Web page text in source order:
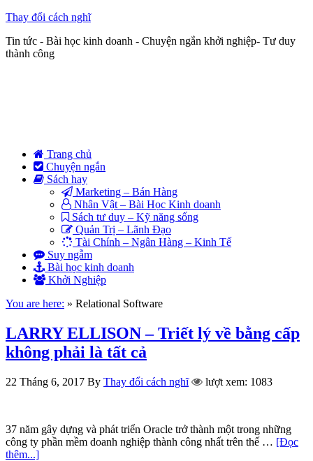
Thay đổi cách nghĩ
Tin tức - Bài học kinh doanh - Chuyện ngắn khởi nghiệp- Tư duy
thành công
Trang chủ
Chuyện ngắn
Sách hay
Marketing – Bán Hàng
Nhân Vật – Bài Học Kinh doanh
Sách tư duy – Kỹ năng sống
Quản Trị – Lãnh Đạo
Tài Chính – Ngân Hàng – Kinh Tế
Suy ngẫm
Bài học kinh doanh
Khởi Nghiệp
You are here: » Relational Software
LARRY ELLISON – Triết lý về bằng cấp
không phải là tất cả
22 Tháng 6, 2017 By Thay đổi cách nghĩ lượt xem: 1083
37 năm gây dựng và phát triển Oracle trở thành một trong những
công ty phần mềm doanh nghiệp thành công nhất trên thế … [Đọc
thêm...]